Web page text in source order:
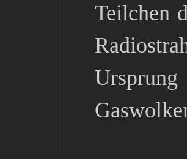
Teilchen
Ursprung